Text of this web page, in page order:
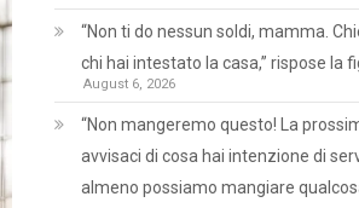
“Non ti do nessun soldi, mamma.
chi hai intestato la casa,” rispose la
August 6, 2026
“Non mangeremo questo! La
avvisaci di cosa hai intenzione di
almeno possiamo mangiare